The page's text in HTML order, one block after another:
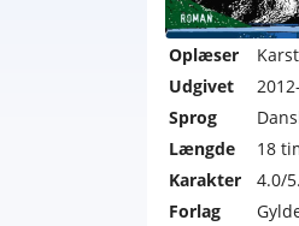
Oplæser
Udgivet
Sprog
Længde
18
Karakter
4.0/
Forlag